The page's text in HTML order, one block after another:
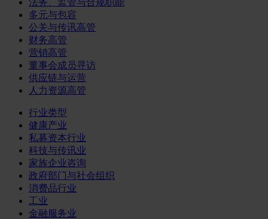
法务、监管与合规职能
多元与包容
公关与传讯高管
财务高管
营销高管
董事会成员寻访
供应链与运营
人力资源高管
行业类型
健康产业
私募资本行业
科技与传讯业
家族企业咨询
政府部门与社会组织
消费品行业
工业
金融服务业